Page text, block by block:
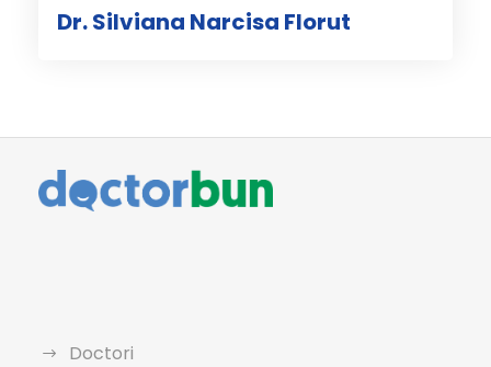
Dr. Silviana Narcisa Florut
Doctori